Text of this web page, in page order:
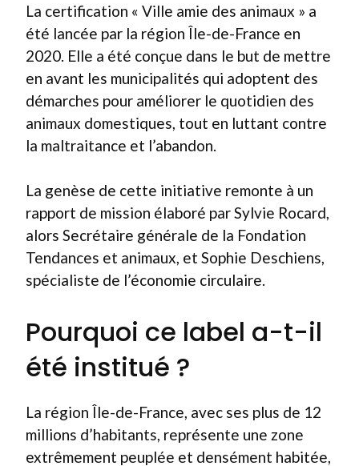
La certification « Ville amie des animaux » a
été lancée par la région Île-de-France en
2020. Elle a été conçue dans le but de mettre
en avant les municipalités qui adoptent des
démarches pour améliorer le quotidien des
animaux domestiques, tout en luttant contre
la maltraitance et l’abandon.
La genèse de cette initiative remonte à un
rapport de mission élaboré par Sylvie Rocard,
alors Secrétaire générale de la Fondation
Tendances et animaux, et Sophie Deschiens,
spécialiste de l’économie circulaire.
Pourquoi ce label a-t-il
été institué ?
La région Île-de-France, avec ses plus de 12
millions d’habitants, représente une zone
extrêmement peuplée et densément habitée,